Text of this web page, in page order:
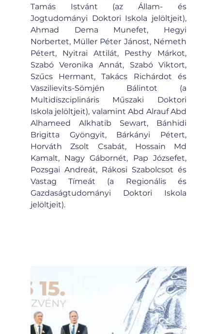
Tamás Istvánt (az Állam- és
Jogtudományi Doktori Iskola jelöltjeit),
Ahmad Dema Munefet, Hegyi
Norbertet, Müller Péter Jánost, Németh
Pétert, Nyitrai Attilát, Pesthy Márkot,
Szabó Veronika Annát, Szabó Viktort,
Szűcs Hermant, Takács Richárdot és
Vaszilievits-Sömjén Bálintot (a
Multidiszciplináris Műszaki Doktori
Iskola jelöltjeit), valamint Abd Alrauf Abd
Alhameed Alkhatib Sewart, Bánhidi
Brigitta Gyöngyit, Bárkányi Pétert,
Horváth Zsolt Csabát, Hossain Md
Kamalt, Nagy Gábornét, Pap Józsefet,
Pozsgai Andreát, Rákosi Szabolcsot és
Vastag Tímeát (a Regionális és
Gazdaságtudományi Doktori Iskola
jelöltjeit).